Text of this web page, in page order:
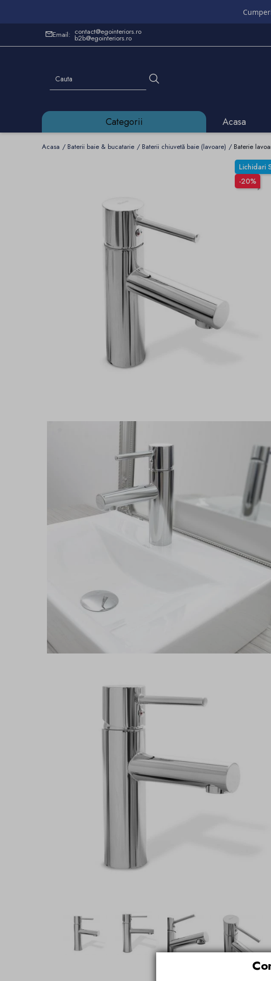
Email: contact@egointeriors.ro
b2b@egointeriors.ro
Categorii Acasa
Acasa Baterii baie & bucatarie Baterii chiuvetă baie (lavoare) Baterie
Lichidari
-20%